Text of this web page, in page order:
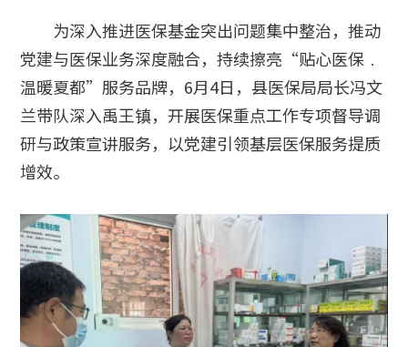
为深入推进医保基金突出问题集中整治，推动
党建与医保业务深度融合，持续擦亮“贴心医保﹒
温暖夏都”服务品牌，6月4日，县医保局局长冯文
兰带队深入禹王镇，开展医保重点工作专项督导调
研与政策宣讲服务，以党建引领基层医保服务提质
增效。